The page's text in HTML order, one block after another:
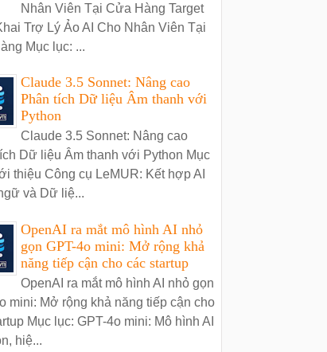
Nhân Viên Tại Cửa Hàng Target
Trợ Lý Ảo AI Cho Nhân Viên Tại
Mục lục: ...
Claude 3.5 Sonnet: Nâng cao
Phân tích Dữ liệu Âm thanh với
Python
Claude 3.5 Sonnet: Nâng cao
Dữ liệu Âm thanh với Python Mục
thiệu Công cụ LeMUR: Kết hợp AI
và Dữ liệ...
OpenAI ra mắt mô hình AI nhỏ
gọn GPT-4o mini: Mở rộng khả
năng tiếp cận cho các startup
OpenAI ra mắt mô hình AI nhỏ gọn
mini: Mở rộng khả năng tiếp cận cho
Mục lục: GPT-4o mini: Mô hình AI
hiệ...